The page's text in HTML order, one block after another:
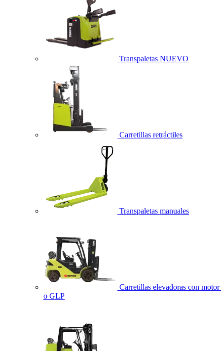
Transpaletas NUEVO
Carretillas retráctiles
Transpaletas manuales
Carretillas elevadoras con motor
o GLP